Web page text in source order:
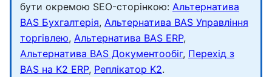
бути окремою SEO-сторінкою: Альтернатива
BAS Бухгалтерія, Альтернатива BAS Управління
торгівлею, Альтернатива BAS ERP,
Альтернатива BAS Документообіг, Перехід з
BAS на K2 ERP, Реплікатор K2.